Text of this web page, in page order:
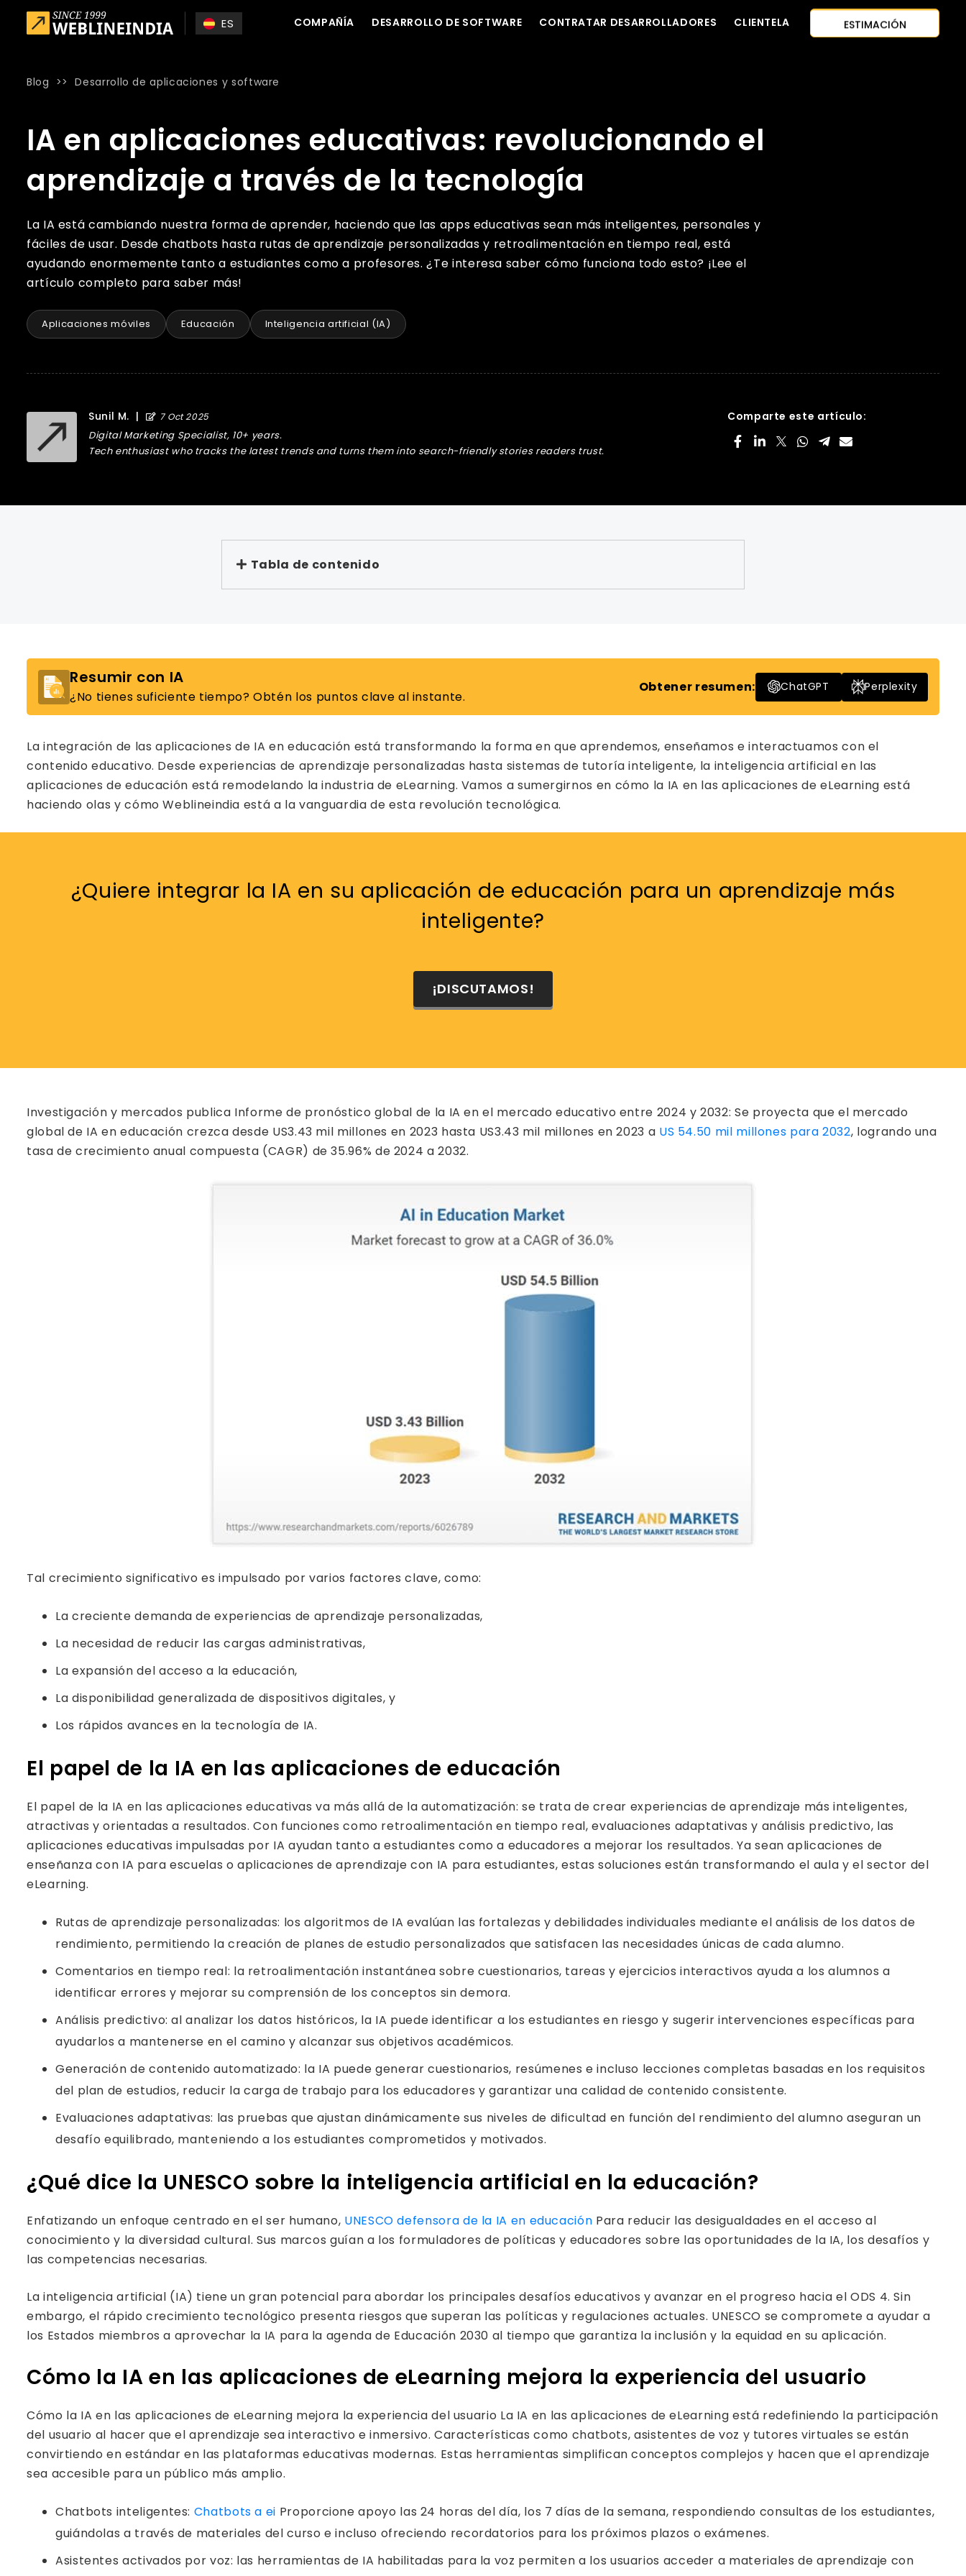
Skip to main content
ES COMPAÑÍA DESARROLLO DE SOFTWARE CONTRATAR DESARROLLADORES CLIENTELA
PROYECTOS
ESTIMACIÓN
INSTANTÁNEA
CONTÁCTENOS
Blog >>Desarrollo de aplicaciones y software
IA en aplicaciones educativas: revolucionando el
aprendizaje a través de la tecnología
La IA está cambiando nuestra forma de aprender, haciendo que las apps educativas sean más inteligentes, personales y
fáciles de usar. Desde chatbots hasta rutas de aprendizaje personalizadas y retroalimentación en tiempo real, está
ayudando enormemente tanto a estudiantes como a profesores. ¿Te interesa saber cómo funciona todo esto? ¡Lee el
artículo completo para saber más!
Aplicaciones móviles Educación Inteligencia artificial (IA)
Sunil M. | 7 Oct 2025
Digital Marketing Specialist, 10+ years.
Tech enthusiast who tracks the latest trends and turns them into search-friendly stories readers trust.
Comparte este artículo:
Tabla de contenido
Resumir con IA
¿No tienes suficiente tiempo? Obtén los puntos clave al instante.
Obtener resumen: ChatGPT Perplexity
La integración de las aplicaciones de IA en educación está transformando la forma en que aprendemos, enseñamos e interactuamos con el
contenido educativo. Desde experiencias de aprendizaje personalizadas hasta sistemas de tutoría inteligente, la inteligencia artificial en las
aplicaciones de educación está remodelando la industria de eLearning. Vamos a sumergirnos en cómo la IA en las aplicaciones de eLearning está
haciendo olas y cómo Weblineindia está a la vanguardia de esta revolución tecnológica.
¿Quiere integrar la IA en su aplicación de educación para un aprendizaje más
inteligente?
¡DISCUTAMOS!
Investigación y mercados publica Informe de pronóstico global de la IA en el mercado educativo entre 2024 y 2032: Se proyecta que el mercado
global de IA en educación crezca desde US3.43 mil millones en 2023 hasta US3.43 mil millones en 2023 a US 54.50 mil millones para 2032, logrando una
tasa de crecimiento anual compuesta (CAGR) de 35.96% de 2024 a 2032.
Tal crecimiento significativo es impulsado por varios factores clave, como:
La creciente demanda de experiencias de aprendizaje personalizadas,
La necesidad de reducir las cargas administrativas,
La expansión del acceso a la educación,
La disponibilidad generalizada de dispositivos digitales, y
Los rápidos avances en la tecnología de IA.
El papel de la IA en las aplicaciones de educación
El papel de la IA en las aplicaciones educativas va más allá de la automatización: se trata de crear experiencias de aprendizaje más inteligentes,
atractivas y orientadas a resultados. Con funciones como retroalimentación en tiempo real, evaluaciones adaptativas y análisis predictivo, las
aplicaciones educativas impulsadas por IA ayudan tanto a estudiantes como a educadores a mejorar los resultados. Ya sean aplicaciones de
enseñanza con IA para escuelas o aplicaciones de aprendizaje con IA para estudiantes, estas soluciones están transformando el aula y el sector del
eLearning.
Rutas de aprendizaje personalizadas: los algoritmos de IA evalúan las fortalezas y debilidades individuales mediante el análisis de los datos de
rendimiento, permitiendo la creación de planes de estudio personalizados que satisfacen las necesidades únicas de cada alumno.
Comentarios en tiempo real: la retroalimentación instantánea sobre cuestionarios, tareas y ejercicios interactivos ayuda a los alumnos a
identificar errores y mejorar su comprensión de los conceptos sin demora.
Análisis predictivo: al analizar los datos históricos, la IA puede identificar a los estudiantes en riesgo y sugerir intervenciones específicas para
ayudarlos a mantenerse en el camino y alcanzar sus objetivos académicos.
Generación de contenido automatizado: la IA puede generar cuestionarios, resúmenes e incluso lecciones completas basadas en los requisitos
del plan de estudios, reducir la carga de trabajo para los educadores y garantizar una calidad de contenido consistente.
Evaluaciones adaptativas: las pruebas que ajustan dinámicamente sus niveles de dificultad en función del rendimiento del alumno aseguran un
desafío equilibrado, manteniendo a los estudiantes comprometidos y motivados.
¿Qué dice la UNESCO sobre la inteligencia artificial en la educación?
Enfatizando un enfoque centrado en el ser humano, UNESCO defensora de la IA en educación Para reducir las desigualdades en el acceso al
conocimiento y la diversidad cultural. Sus marcos guían a los formuladores de políticas y educadores sobre las oportunidades de la IA, los desafíos y
las competencias necesarias.
La inteligencia artificial (IA) tiene un gran potencial para abordar los principales desafíos educativos y avanzar en el progreso hacia el ODS 4. Sin
embargo, el rápido crecimiento tecnológico presenta riesgos que superan las políticas y regulaciones actuales. UNESCO se compromete a ayudar a
los Estados miembros a aprovechar la IA para la agenda de Educación 2030 al tiempo que garantiza la inclusión y la equidad en su aplicación.
Cómo la IA en las aplicaciones de eLearning mejora la experiencia del usuario
Cómo la IA en las aplicaciones de eLearning mejora la experiencia del usuario La IA en las aplicaciones de eLearning está redefiniendo la participación
del usuario al hacer que el aprendizaje sea interactivo e inmersivo. Características como chatbots, asistentes de voz y tutores virtuales se están
convirtiendo en estándar en las plataformas educativas modernas. Estas herramientas simplifican conceptos complejos y hacen que el aprendizaje
sea accesible para un público más amplio.
Chatbots inteligentes: Chatbots a ei Proporcione apoyo las 24 horas del día, los 7 días de la semana, respondiendo consultas de los estudiantes,
guiándolas a través de materiales del curso e incluso ofreciendo recordatorios para los próximos plazos o exámenes.
Asistentes activados por voz: las herramientas de IA habilitadas para la voz permiten a los usuarios acceder a materiales de aprendizaje con